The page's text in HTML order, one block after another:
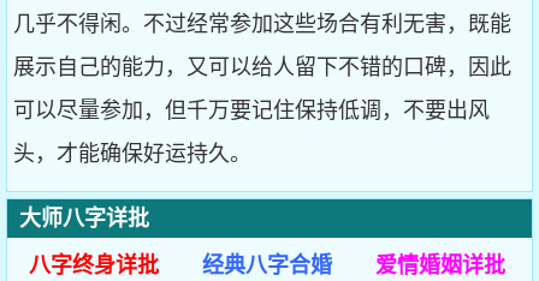
几乎不得闲。不过经常参加这些场合有利无害，既能
展示自己的能力，又可以给人留下不错的口碑，因此
可以尽量参加，但千万要记住保持低调，不要出风
头，才能确保好运持久。
大师八字详批
八字终身详批
经典八字合婚
爱情婚姻详批